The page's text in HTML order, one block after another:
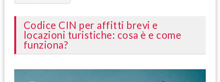
Codice CIN per affitti brevi e
locazioni turistiche: cosa è e come
funziona?